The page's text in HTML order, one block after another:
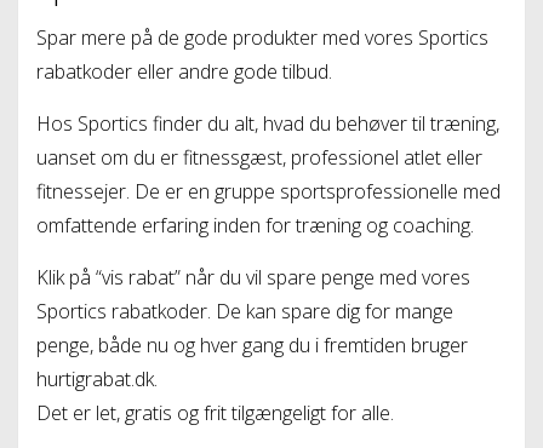
Spar mere på de gode produkter med vores Sportics
rabatkoder eller andre gode tilbud.
Hos Sportics finder du alt, hvad du behøver til træning,
uanset om du er fitnessgæst, professionel atlet eller
fitnessejer. De er en gruppe sportsprofessionelle med
omfattende erfaring inden for træning og coaching.
Klik på “vis rabat” når du vil spare penge med vores
Sportics rabatkoder. De kan spare dig for mange
penge, både nu og hver gang du i fremtiden bruger
hurtigrabat.dk.
Det er let, gratis og frit tilgængeligt for alle.